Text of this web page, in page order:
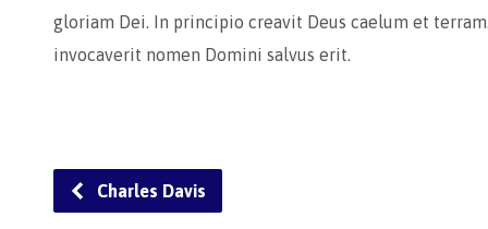
gloriam Dei. In principio creavit Deus caelum et
invocaverit nomen Domini salvus erit.
Charles Davis